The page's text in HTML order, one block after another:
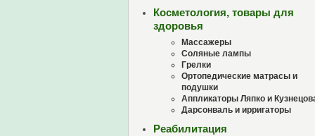
Косметология, товары для
здоровья
Массажеры
Соляные лампы
Грелки
Ортопедические матрасы и
подушки
Аппликаторы Ляпко и
Дарсонваль и ирригаторы
Реабилитация